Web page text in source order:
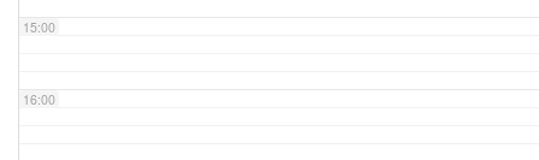
15:00
16:00